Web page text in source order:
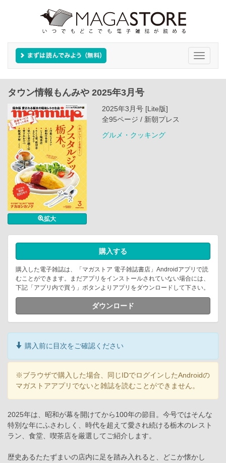
Toggle
タウン情報もんみや 2025年3月号
拡大
2025年3月号 [Lite版]
全95ページ / 新朝プレス
グルメ・クッキング
購入する
購入した電子雑誌は、「マガストア 電子雑誌書店」Androidアプリで読
むことができます。まだアプリをインストールされていない場合には、
下記「アプリ内で買う」ボタンよりアプリをダウンロードして下さい。
ダウンロード
購入前に目次をご確認ください
※ブラウザで購入した場合、同じIDでログインしたAndroidの
マガストアアプリでないと雑誌を読むことができません。
2025年は、昭和が幕を開けてから100年の節目。今号ではそんな
特別な年にふさわしく、時代を超えて愛され続ける栃木のレスト
ラン、食堂、喫茶店を厳選してご紹介します。
歴史あるたたずまいの店内に足を踏み入れると、どこか懐かし